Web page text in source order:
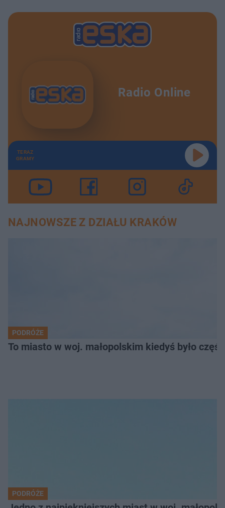
Radio Online
TERAZ
GRAMY
NAJNOWSZE Z DZIAŁU KRAKÓW
PODRÓŻE
To miasto w woj. małopolskim kiedyś było
PODRÓŻE